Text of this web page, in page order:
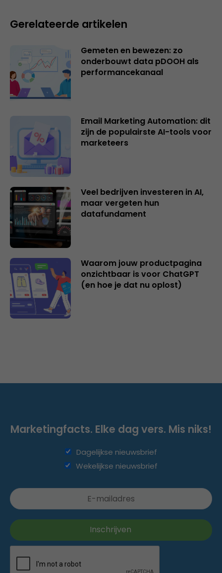
Gerelateerde artikelen
Gemeten en bewezen: zo
onderbouwt data pDOOH als
performancekanaal
Email Marketing Automation: dit
zijn de populairste AI-tools voor
marketeers
Veel bedrijven investeren in AI,
maar vergeten hun
datafundament
Waarom jouw productpagina
onzichtbaar is voor ChatGPT
(en hoe je dat nu oplost)
Marketingfacts. Elke dag vers. Mis niks!
Dagelijkse nieuwsbrief
Wekelijkse nieuwsbrief